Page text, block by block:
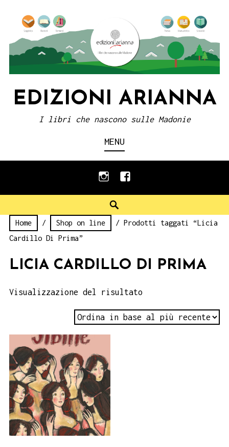
content
EDIZIONI ARIANNA
I libri che nascono sulle Madonie
MENU
instagramfacebook
Home / Shop on line
/ Prodotti taggati “Licia
Cardillo Di Prima”
LICIA CARDILLO DI PRIMA
Visualizzazione del risultato